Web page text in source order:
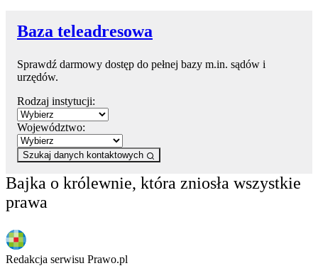
Baza teleadresowa
Sprawdź darmowy dostęp do pełnej bazy m.in. sądów i
urzędów.
Rodzaj instytucji:
Województwo:
Szukaj danych kontaktowych
Bajka o królewnie, która zniosła wszystkie
prawa
Redakcja serwisu Prawo.pl